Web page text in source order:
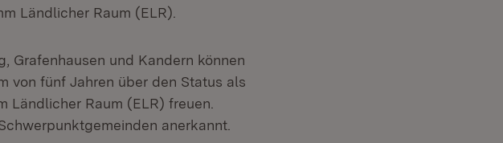
Ländlicher Raum (ELR).
Grafenhausen und Kandern können
von fünf Jahren über den Status als
Raum (ELR) freuen.
anerkannt.